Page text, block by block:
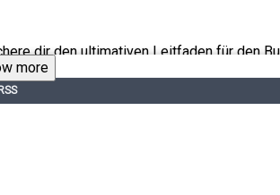
dir den ultimativen Leitfaden für den
bullrun-manuskript
more
RSS